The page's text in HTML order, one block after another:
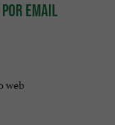
POR EMAIL
web